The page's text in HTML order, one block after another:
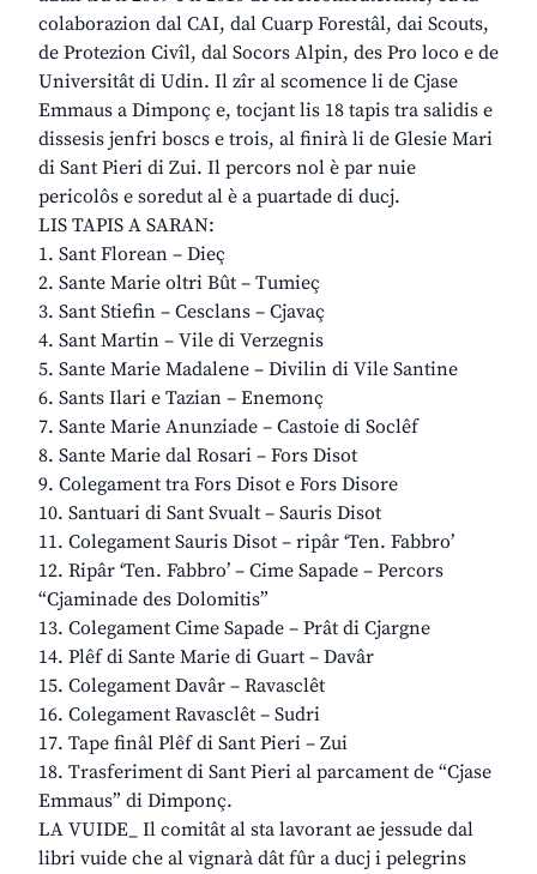
colaborazion dal CAI, dal Cuarp Forestâl, dai Scouts,
de Protezion Civîl, dal Socors Alpin, des Pro loco e de
Universitât di Udin. Il zîr al scomence li de Cjase
Emmaus a Dimponç e, tocjant lis 18 tapis tra salidis e
dissesis jenfri boscs e trois, al finirà li de Glesie Mari
di Sant Pieri di Zui. Il percors nol è par nuie
pericolôs e soredut al è a puartade di ducj.
LIS TAPIS A SARAN:
1. Sant Florean – Dieç
2. Sante Marie oltri Bût – Tumieç
3. Sant Stiefin – Cesclans – Cjavaç
4. Sant Martin – Vile di Verzegnis
5. Sante Marie Madalene – Divilin di Vile Santine
6. Sants Ilari e Tazian – Enemonç
7. Sante Marie Anunziade – Castoie di Soclêf
8. Sante Marie dal Rosari – Fors Disot
9. Colegament tra Fors Disot e Fors Disore
10. Santuari di Sant Svualt – Sauris Disot
11. Colegament Sauris Disot – ripâr ‘Ten. Fabbro’
12. Ripâr ‘Ten. Fabbro’ – Cime Sapade – Percors
“Cjaminade des Dolomitis”
13. Colegament Cime Sapade – Prât di Cjargne
14. Plêf di Sante Marie di Guart – Davâr
15. Colegament Davâr – Ravasclêt
16. Colegament Ravasclêt – Sudri
17. Tape finâl Plêf di Sant Pieri – Zui
18. Trasferiment di Sant Pieri al parcament de “Cjase
Emmaus” di Dimponç.
LA VUIDE_ Il comitât al sta lavorant ae jessude dal
libri vuide che al vignarà dât fûr a ducj i pelegrins